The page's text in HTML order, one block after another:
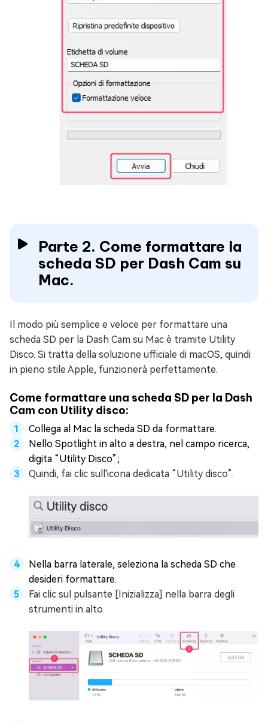
Parte 2. Come formattare la
scheda SD per Dash Cam su
Mac.
Il modo più semplice e veloce per formattare una
scheda SD per la Dash Cam su Mac è tramite Utility
Disco. Si tratta della soluzione ufficiale di macOS, quindi
in pieno stile Apple, funzionerà perfettamente.
Come formattare una scheda SD per la Dash
Cam con Utility disco:
Collega al Mac la scheda SD da formattare.
Nello Spotlight in alto a destra, nel campo ricerca,
digita “Utility Disco”;
Quindi, fai clic sull'icona dedicata “Utility disco”.
Nella barra laterale, seleziona la scheda SD che
desideri formattare.
Fai clic sul pulsante [Inizializza] nella barra degli
strumenti in alto.